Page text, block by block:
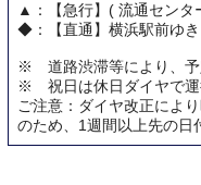
▲：【急行】( 流通センタ
◆：【直通】横浜駅前ゆき
※ 道路渋滞等により、予
※ 祝日は休日ダイヤで運
ご注意：ダイヤ改正によ
のため、1週間以上先の日